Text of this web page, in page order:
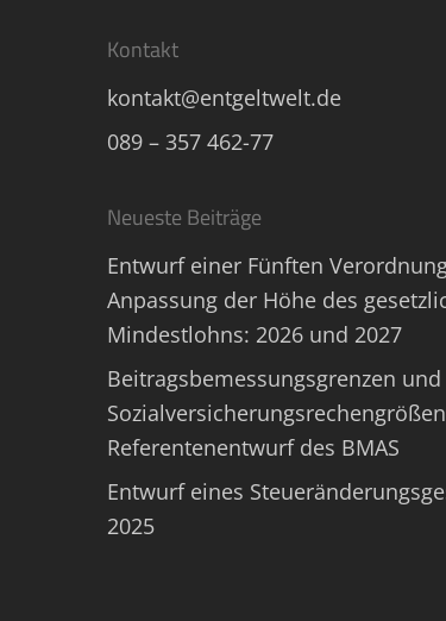
Kontakt
kontakt@entgeltwelt.de
089 – 357 462-77
Neueste Beiträge
Entwurf einer Fünften
Anpassung der Höhe des
Mindestlohns: 2026 und 2027
Beitragsbemessungsgrenzen und
Referentenentwurf des BMAS
Entwurf eines
2025